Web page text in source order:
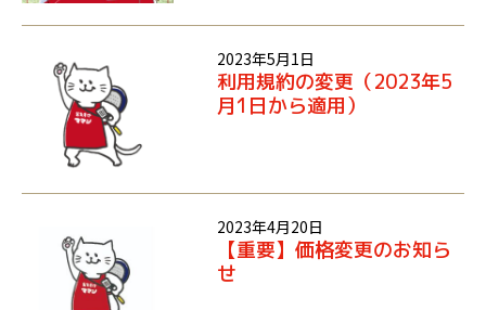
2023年5月1日
利用規約の変更（2023年5
月1日から適用）
2023年4月20日
【重要】価格変更のお知ら
せ